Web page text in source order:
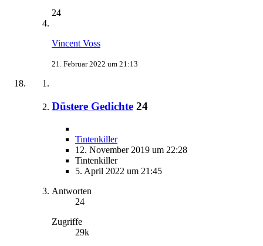
24
Vincent Voss
21. Februar 2022 um 21:13
Düstere Gedichte 24
Tintenkiller
12. November 2019 um 22:28
Tintenkiller
5. April 2022 um 21:45
Antworten
24
Zugriffe
29k